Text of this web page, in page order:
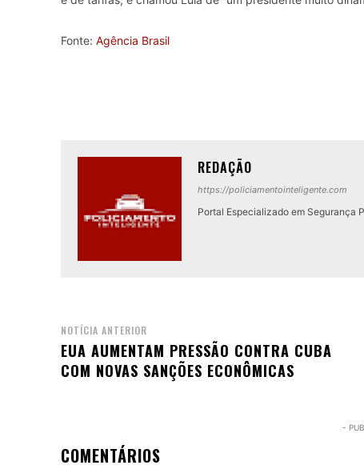
Fonte: Agência Brasil
REDAÇÃO
https://policiamentointeligente.com
Portal Especializado em Segurança
NOTÍCIA ANTERIOR
EUA AUMENTAM PRESSÃO CONTRA CUBA
COM NOVAS SANÇÕES ECONÔMICAS
-
COMENTÁRIOS